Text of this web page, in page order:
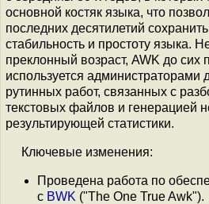
основной костяк языка, что
последних десятилетий
стабильность и простоту языка.
преклонный возраст, AWK до сих
используется администраторами
рутинных работ, связанных с
текстовых файлов и генерацией
результирующей статистики.
Ключевые изменения:
Проведена работа по
с BWK ("The One True Awk").